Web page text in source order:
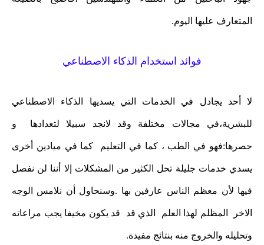
المتعارف عليها اليوم.
فوائد استخدام الذكاء الاصطناعي
لا أحد يجادل في الخدمات التي يسديها الذكاء الاصطناعي
للبشرية،في مجالات مختلفة وقد لانجد سبيلا لتعدادها و
حصرها:فهو في الطب ، كما في التعليم كما في ميادين أخرى
يسدي خدمات جليلة تحل الكثير من المشكلات إلا أننا لن نفصل
فيها لأن معظم الناس عارفين بها .وسنحاول أن نلامس الوجه
الاخر المظلم لهذا العلم الذي قد قد يكون مخيفا يجب مراعاته
وتحليله والخروج منه بنتائج مفيدة.